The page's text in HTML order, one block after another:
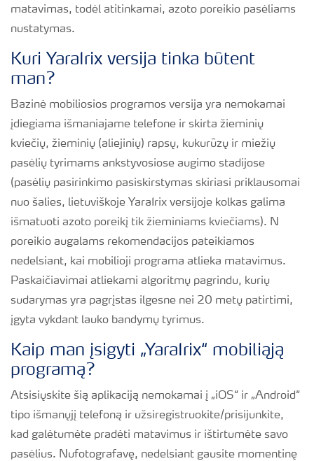
matavimas, todėl atitinkamai, azoto poreikio pasėliams
nustatymas.
Kuri YaraIrix versija tinka būtent
man?
Bazinė mobiliosios programos versija yra nemokamai
įdiegiama išmaniajame telefone ir skirta žieminių
kviečių, žieminių (aliejinių) rapsų, kukurūzų ir miežių
pasėlių tyrimams ankstyvosiose augimo stadijose
(pasėlių pasirinkimo pasiskirstymas skiriasi priklausomai
nuo šalies, lietuviškoje YaraIrix versijoje kolkas galima
išmatuoti azoto poreikį tik žieminiams kviečiams). N
poreikio augalams rekomendacijos pateikiamos
nedelsiant, kai mobilioji programa atlieka matavimus.
Paskaičiavimai atliekami algoritmų pagrindu, kurių
sudarymas yra pagrįstas ilgesne nei 20 metų patirtimi,
įgyta vykdant lauko bandymų tyrimus.
Kaip man įsigyti „YaraIrix“ mobiliąją
programą?
Atsisiųskite šią aplikaciją nemokamai į „iOS“ ir „Android“
tipo išmanųjį telefoną ir užsiregistruokite/prisijunkite,
kad galėtumėte pradėti matavimus ir ištirtumėte savo
pasėlius. Nufotografavę, nedelsiant gausite momentinę